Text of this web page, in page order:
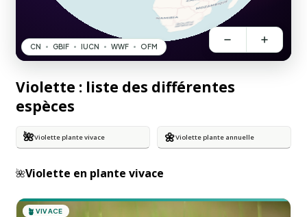
Violette : liste des différentes
espèces
🌺Violette plante vivace 🌼Violette plante annuelle
🌺Violette en plante vivace
🪴 VIVACE